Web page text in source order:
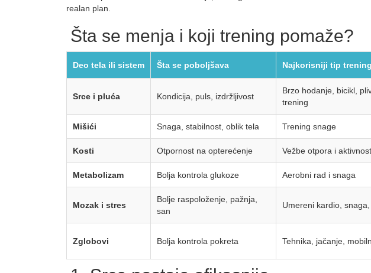
realan plan.
Šta se menja i koji trening pomaže?
Deo tela ili sistem Šta se poboljšava Najkorisniji tip
Srce i pluća Kondicija, puls, izdržljivost
Brzo hodanje, bicikl,
trening
Mišići Snaga, stabilnost, oblik tela Trening snage
Kosti Otpornost na opterećenje Vežbe otpora i
Metabolizam Bolja kontrola glukoze Aerobni rad i snaga
Mozak i stres
Bolje raspoloženje, pažnja,
san
Umereni kardio,
Zglobovi Bolja kontrola pokreta Tehnika, jačanje,